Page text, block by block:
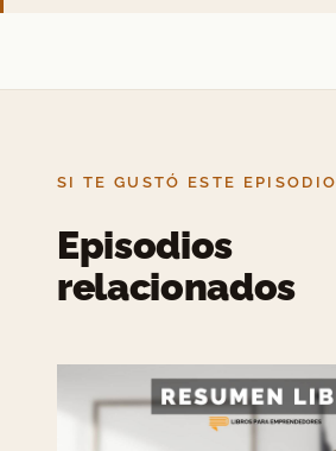
SI TE GUSTÓ ESTE EPISODIO
Episodios
relacionados